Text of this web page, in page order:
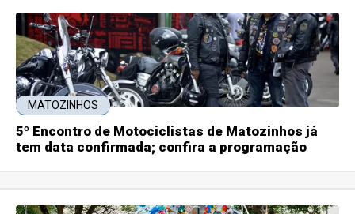
MATOZINHOS
5º Encontro de Motociclistas de Matozinhos já
tem data confirmada; confira a programação